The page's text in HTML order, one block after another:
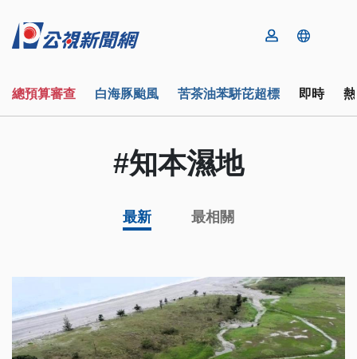
總預算審查 白海豚颱風 苦茶油苯駢芘超標 即時
#知本濕地
最新 最相關